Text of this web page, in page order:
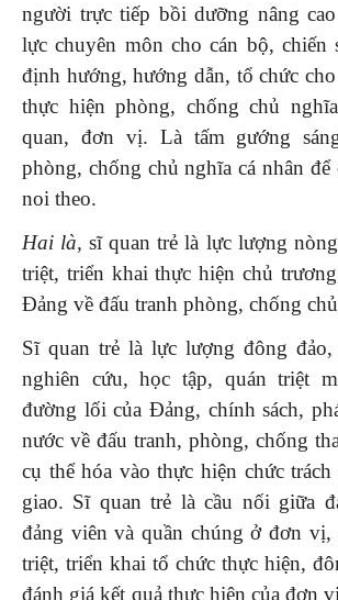
người trực tiếp bồi dưỡng nâng
lực chuyên môn cho cán bộ, chiến
định hướng, hướng dẫn, tổ chức
thực hiện phòng, chống chủ
quan, đơn vị. Là tấm gướng
phòng, chống chủ nghĩa cá nhân để
noi theo.
Hai là,sĩ quan trẻ là lực lượng
triệt, triển khai thực hiện chủ
Đảng về đấu tranh phòng, chống
Sĩ quan trẻ là lực lượng đông
nghiên cứu, học tập, quán triệt
đường lối của Đảng, chính sách,
nước về đấu tranh, phòng, chống
cụ thể hóa vào thực hiện chức
giao. Sĩ quan trẻ là cầu nối giữa
đảng viên và quần chúng ở đơn vị,
triệt, triển khai tổ chức thực hiện,
đánh giá kết quả thực hiện của đơn